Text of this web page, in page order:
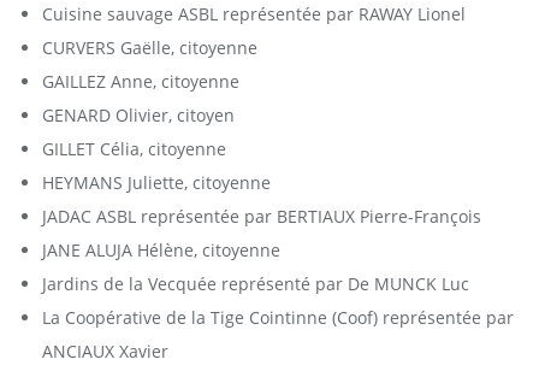
Cuisine sauvage ASBL représentée par RAWAY Lionel
CURVERS Gaëlle, citoyenne
GAILLEZ Anne, citoyenne
GENARD Olivier, citoyen
GILLET Célia, citoyenne
HEYMANS Juliette, citoyenne
JADAC ASBL représentée par BERTIAUX Pierre-François
JANE ALUJA Hélène, citoyenne
Jardins de la Vecquée représenté par De MUNCK Luc
La Coopérative de la Tige Cointinne (Coof) représentée par
ANCIAUX Xavier